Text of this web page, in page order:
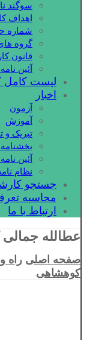
سوگند
اهداف
شماره
گروه
قانون
آئین
لیست کامل
اخبار
آزمون
آموزش
تبریک و
بخشنامه
آئین
نظام
جستجو
محاسبه
ارتباط با ما
عطالله
صفحه اصلی راه
کوهشاهی